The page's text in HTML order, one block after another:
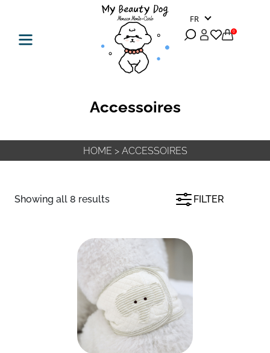
0
FR
Accessoires
HOME > ACCESSOIRES
Showing all 8 results FILTER